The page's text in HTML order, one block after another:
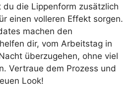
du die Lippenform zusätzlich
einen volleren Effekt sorgen.
machen den
dir, vom Arbeitstag in
überzugehen, ohne viel
Vertraue dem Prozess und
Look!